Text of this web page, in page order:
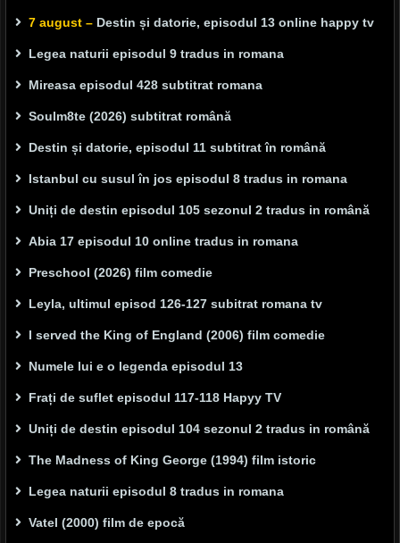
7 august – Destin și datorie, episodul 13 online happy tv
Legea naturii episodul 9 tradus in romana
Mireasa episodul 428 subtitrat romana
Soulm8te (2026) subtitrat română
Destin și datorie, episodul 11 subtitrat în română
Istanbul cu susul în jos episodul 8 tradus in romana
Uniți de destin episodul 105 sezonul 2 tradus in română
Abia 17 episodul 10 online tradus in romana
Preschool (2026) film comedie
Leyla, ultimul episod 126-127 subitrat romana tv
I served the King of England (2006) film comedie
Numele lui e o legenda episodul 13
Frați de suflet episodul 117-118 Hapyy TV
Uniți de destin episodul 104 sezonul 2 tradus in română
The Madness of King George (1994) film istoric
Legea naturii episodul 8 tradus in romana
Vatel (2000) film de epocă